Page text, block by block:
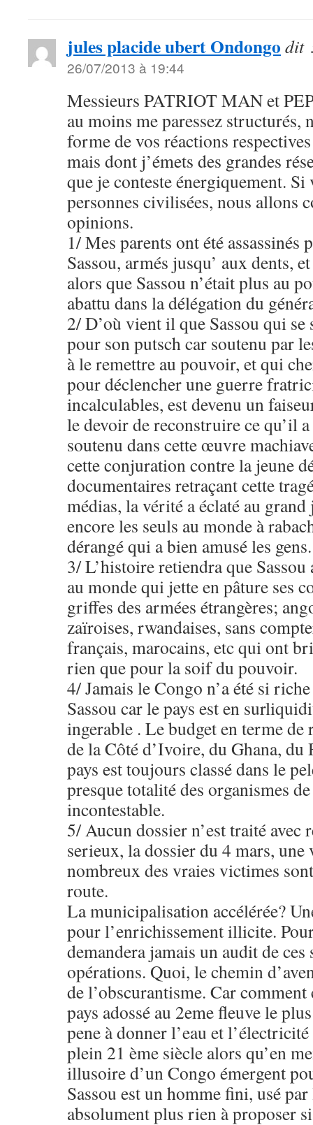
jules placide ubert Ondongo dit
26/07/2013 à 19:44
Messieurs PATRIOT MAN et
au moins me paressez structurés,
forme de vos réactions
mais dont j’émets des grandes
que je conteste énergiquement.
personnes civilisées, nous allons
opinions.
1/ Mes parents ont été assassinés
Sassou, armés jusqu’ aux dents,
alors que Sassou n’était plus au
abattu dans la délégation du
2/ D’où vient il que Sassou qui se
pour son putsch car soutenu par
à le remettre au pouvoir, et qui
pour déclencher une guerre
incalculables, est devenu un
le devoir de reconstruire ce qu’il
soutenu dans cette œuvre
cette conjuration contre la jeune
documentaires retraçant cette
médias, la vérité a éclaté au
encore les seuls au monde à
dérangé qui a bien amusé les gens.
3/ L’histoire retiendra que Sassou
au monde qui jette en pâture ses
griffes des armées étrangères;
zaïroises, rwandaises, sans
français, marocains, etc qui ont
rien que pour la soif du pouvoir.
4/ Jamais le Congo n’a été si
Sassou car le pays est en
ingerable . Le budget en terme de
de la Côté d’Ivoire, du Ghana,
pays est toujours classé dans le
presque totalité des organismes
incontestable.
5/ Aucun dossier n’est traité avec
serieux, la dossier du 4 mars, une
nombreux des vraies victimes
route.
La municipalisation accélérée?
pour l’enrichissement illicite.
demandera jamais un audit de ces
opérations. Quoi, le chemin
de l’obscurantisme. Car
pays adossé au 2eme fleuve le
pene à donner l’eau et
plein 21 ème siècle alors qu’en
illusoire d’un Congo émergent
Sassou est un homme fini, usé
absolument plus rien à proposer